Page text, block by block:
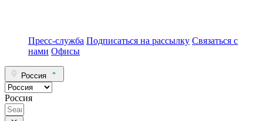
Пресс-служба Подписаться на рассылку Связаться с
нами Офисы
Россия
Россия